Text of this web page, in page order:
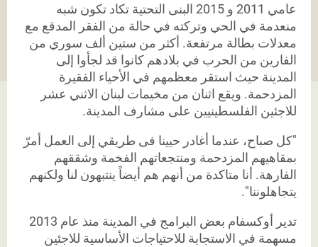
عامي 2011 و 2015 البنى التحتية تكاد تكون شبه
منعدمة في الحي وتركته في حالة من الفقر المدقع مع
معدلات بطالة مرتفعة. أكثر من ستين ألف سوري من
الفارين من الحرب في بلادهم كانوا قد لجأوا إلى
المدينة حيث استقر معظمهم في الأحياء الفقيرة
المزدحمة. ويقع اثنان من مخيمات لبنان الاثني عشر
للاجئين الفلسطينيين على مشارف المدينة.
"كل صباح، عندما أغادر حيينا فى طريقي إلى العمل أمرّ
بمقاهيهم المزدحمة ومنتجعاتهم الفخمة وشققهم
الفارهة. أنا متاكدة من أنهم هم أيضاً ينتبهون لنا ولكنهم
يتجاهلوننا".
تدير أوكسفام بعض البرامج في المدينة منذ عام 2013
مسهمة في الاستجابة للاحتياجات الأساسية للاجئين